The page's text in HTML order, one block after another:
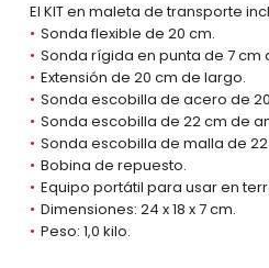
El KIT en maleta de transporte
Sonda flexible de 20 cm.
Sonda rígida en punta de 7 cm
Extensión de 20 cm de largo.
Sonda escobilla de acero de
Sonda escobilla de 22 cm de
Sonda escobilla de malla de
Bobina de repuesto.
Equipo portátil para usar en
Dimensiones: 24 x 18 x 7 cm.
Peso: 1,0 kilo.